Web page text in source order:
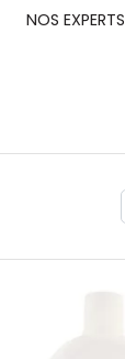
NOS EXPERTS